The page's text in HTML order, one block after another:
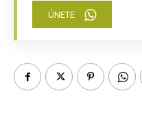
ÚNETE